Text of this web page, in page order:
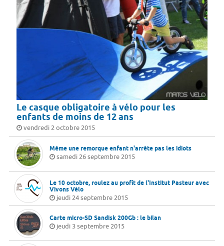
Le casque obligatoire à vélo pour les
enfants de moins de 12 ans
vendredi 2 octobre 2015
Même une remorque enfant n'arrête pas les idiots
samedi 26 septembre 2015
Le 10 octobre, roulez au profit de l'Institut Pasteur avec
Vivons Vélo
jeudi 24 septembre 2015
Carte micro-SD Sandisk 200Gb : le bilan
jeudi 3 septembre 2015